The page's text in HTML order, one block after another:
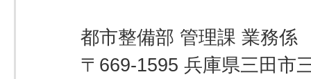
都市整備部 管理課 業務係
〒669-1595 兵庫県三田市